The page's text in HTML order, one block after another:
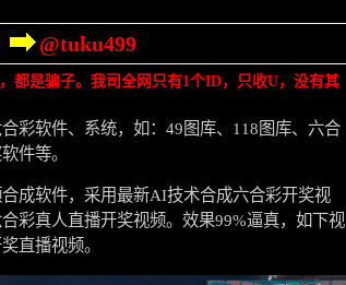
@tuku499
都是骗子。我司全网只有1个ID，只收U，没有其
彩软件、系统，如：49图库、118图库、六合
件等。
成软件，采用最新AI技术合成六合彩开奖视
彩真人直播开奖视频。效果99%逼真，如下视
直播视频。